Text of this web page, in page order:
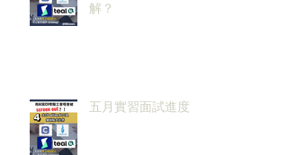
解？
五月實習面試進度